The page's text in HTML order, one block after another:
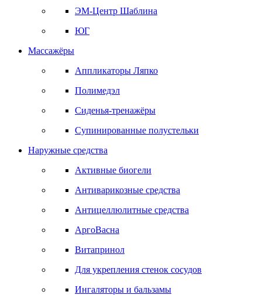
ЭМ-Центр Шаблина
ЮГ
Массажёры
Аппликаторы Ляпко
Полимедэл
Сиденья-тренажёры
Супинированные полустельки
Наружные средства
Активные биогели
Антиварикозные средства
Антицеллюлитные средства
АргоВасна
Витапринол
Для укрепления стенок сосудов
Ингаляторы и бальзамы